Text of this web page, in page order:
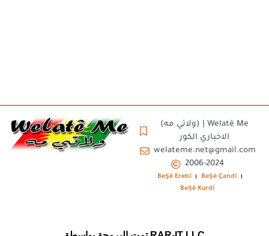
(ولاتي مه) | Welatê Me
الاخباري الكور
welateme.net@gmail.com
2006-2024
Beşê Erebî
Beşê Çandî
Beșê Kurdî